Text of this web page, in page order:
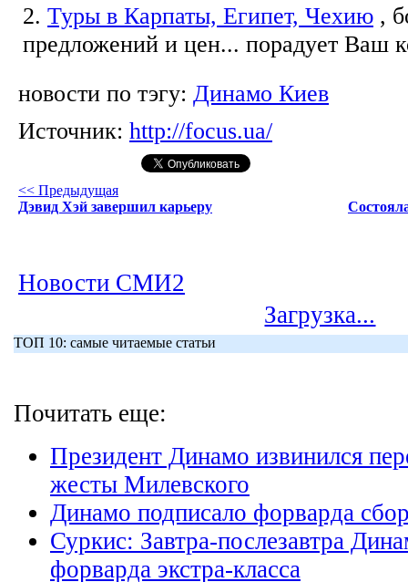
2. Туры в Карпаты, Египет, Чехию ,
предложений и цен... порадует Ваш
новости по тэгу: Динамо Киев
Источник: http://focus.ua/
<< Предыдущая
Дэвид Хэй завершил карьеру
Новости СМИ2
Загрузка...
ТОП 10: самые читаемые статьи
Почитать еще:
Президент Динамо извинился
жесты Милевского
Динамо подписало форварда
Суркис: Завтра-послезавтра
форварда экстра-класса